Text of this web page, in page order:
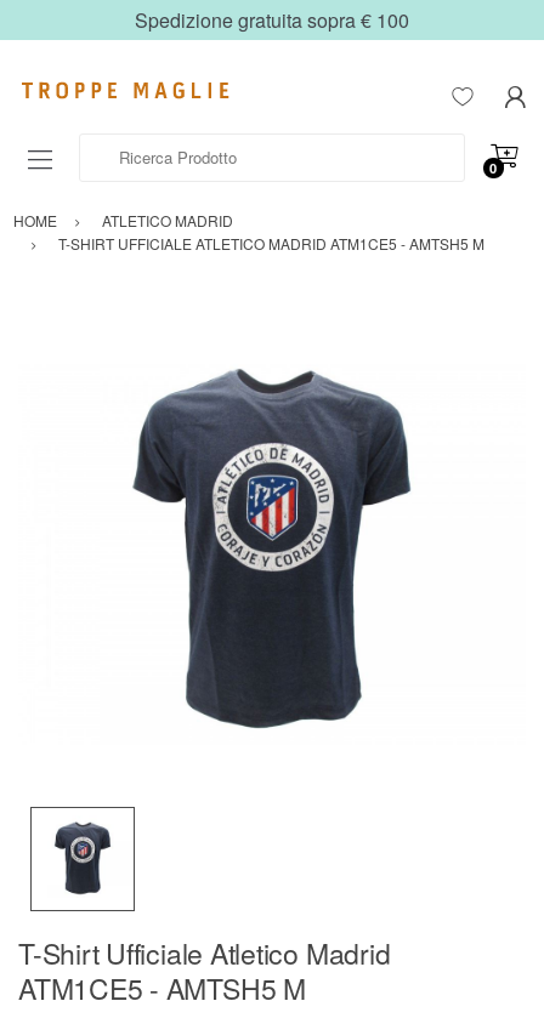
Spedizione gratuita sopra € 100
0
HOME
ATLETICO MADRID
T-SHIRT UFFICIALE ATLETICO MADRID ATM1CE5 - AMTSH5 M
T-Shirt Ufficiale Atletico Madrid
ATM1CE5 - AMTSH5 M